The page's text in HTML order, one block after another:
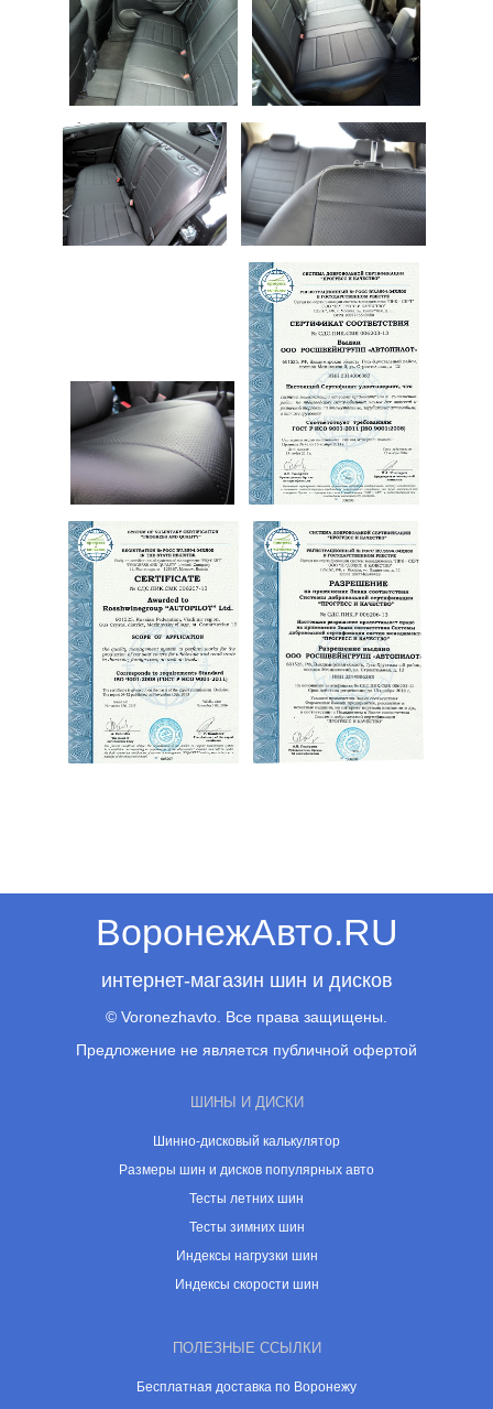
ВоронежАвто.RU
интернет-магазин шин и дисков
© Voronezhavto. Все права защищены.
Предложение не является публичной офертой
ШИНЫ И ДИСКИ
Шинно-дисковый калькулятор
Размеры шин и дисков популярных авто
Тесты летних шин
Тесты зимних шин
Индексы нагрузки шин
Индексы скорости шин
ПОЛЕЗНЫЕ ССЫЛКИ
Бесплатная доставка по Воронежу